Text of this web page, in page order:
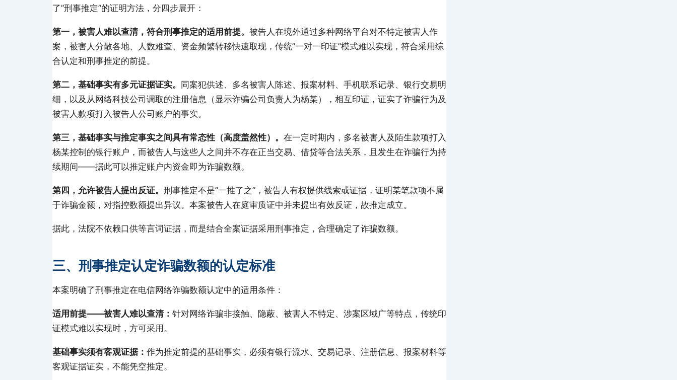
了”刑事推定”的证明方法，分四步展开：
第一，被害人难以查清，符合刑事推定的适用前提。 被告人在境外通过多种网络平台对不特定被害人作
案，被害人分散各地、人数难查、资金频繁转移快速取现，传统”一对一印证”模式难以实现，符合采用综
合认定和刑事推定的前提。
第二，基础事实有多元证据证实。 同案犯供述、多名被害人陈述、报案材料、手机联系记录、银行交易明
细，以及从网络科技公司调取的注册信息（显示诈骗公司负责人为杨某），相互印证，证实了诈骗行为及
被害人款项打入被告人公司账户的事实。
第三，基础事实与推定事实之间具有常态性（高度盖然性）。 在一定时期内，多名被害人及陌生款项打入
杨某控制的银行账户，而被告人与这些人之间并不存在正当交易、借贷等合法关系，且发生在诈骗行为持
续期间——据此可以推定账户内资金即为诈骗数额。
第四，允许被告人提出反证。 刑事推定不是”一推了之”，被告人有权提供线索或证据，证明某笔款项不属
于诈骗金额，对指控数额提出异议。本案被告人在庭审质证中并未提出有效反证，故推定成立。
据此，法院不依赖口供等言词证据，而是结合全案证据采用刑事推定，合理确定了诈骗数额。
三、刑事推定认定诈骗数额的认定标准
本案明确了刑事推定在电信网络诈骗数额认定中的适用条件：
适用前提——被害人难以查清： 针对网络诈骗非接触、隐蔽、被害人不特定、涉案区域广等特点，传统印
证模式难以实现时，方可采用。
基础事实须有客观证据： 作为推定前提的基础事实，必须有银行流水、交易记录、注册信息、报案材料等
客观证据证实，不能凭空推定。